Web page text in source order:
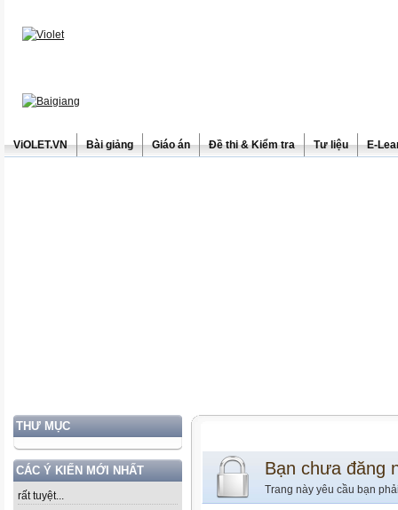
ViOLET.VN Bài giảng Giáo án Đề thi & Kiểm tra Tư liệu E-
THƯ MỤC
CÁC Ý KIẾN MỚI NHẤT
rất tuyệt...
Bạn chưa đăng
Trang này yêu cầu bạn